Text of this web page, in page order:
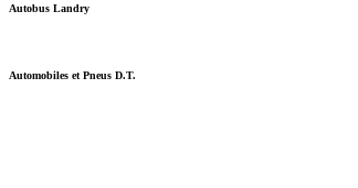
Autobus Landry
Automobiles et Pneus D.T.